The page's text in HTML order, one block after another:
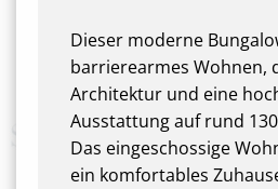
Dieser moderne
barrierearmes Wohnen,
Architektur und eine
Ausstattung auf rund
Das eingeschossige
ein komfortables